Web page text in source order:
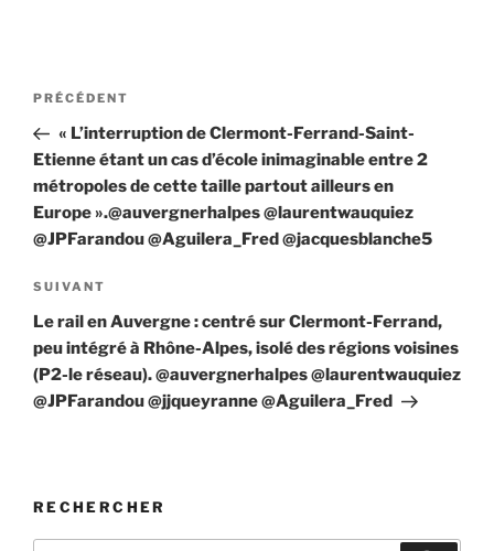
Navigation
l’article
Article
précédent
PRÉCÉDENT
« L’interruption de Clermont-Ferrand-Saint-
Etienne étant un cas d’école inimaginable entre 2
métropoles de cette taille partout ailleurs en
Europe ».@auvergnerhalpes @laurentwauquiez
@JPFarandou @Aguilera_Fred @jacquesblanche5
Article
suivant
SUIVANT
Le rail en Auvergne : centré sur Clermont-Ferrand,
peu intégré à Rhône-Alpes, isolé des régions voisines
(P2-le réseau). @auvergnerhalpes @laurentwauquiez
@JPFarandou @jjqueyranne @Aguilera_Fred
RECHERCHER